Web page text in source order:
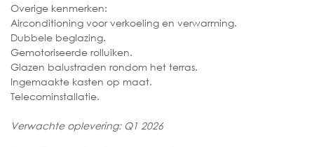
Overige kenmerken:
Airconditioning voor verkoeling en verwarming.
Dubbele beglazing.
Gemotoriseerde rolluiken.
Glazen balustraden rondom het terras.
Ingemaakte kasten op maat.
Telecominstallatie.
Verwachte oplevering: Q1 2026